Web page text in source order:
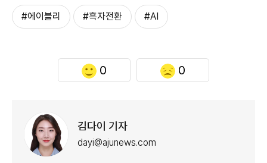
#에이블리 #흑자전환 #AI
0 0
김다이 기자
dayi@ajunews.com